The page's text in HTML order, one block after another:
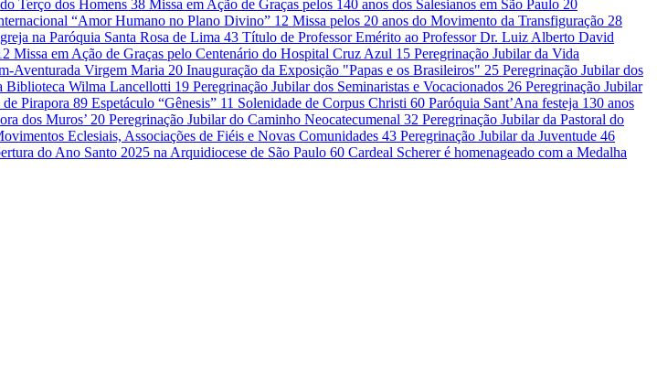
Terço dos Homens 38 Missa em Ação de Graças pelos 140 anos dos Salesianos em São Paulo 20
“Amor Humano no Plano Divino” 12 Missa pelos 20 anos do Movimento da Transfiguração 28
na Paróquia Santa Rosa de Lima 43 Título de Professor Emérito ao Professor Dr. Luiz Alberto David
Missa em Ação de Graças pelo Centenário do Hospital Cruz Azul 15 Peregrinação Jubilar da Vida
Aventurada Virgem Maria 20 Inauguração da Exposição "Papas e os Brasileiros" 25 Peregrinação Jubilar dos
Biblioteca Wilma Lancellotti 19 Peregrinação Jubilar dos Seminaristas e Vocacionados 26 Peregrinação Jubilar
Pirapora 89 Espetáculo “Gênesis” 11 Solenidade de Corpus Christi 60 Paróquia Sant’Ana festeja 130 anos
dos Muros’ 20 Peregrinação Jubilar do Caminho Neocatecumenal 32 Peregrinação Jubilar da Pastoral do
Eclesiais, Associações de Fiéis e Novas Comunidades 43 Peregrinação Jubilar da Juventude 46
do Ano Santo 2025 na Arquidiocese de São Paulo 60 Cardeal Scherer é homenageado com a Medalha